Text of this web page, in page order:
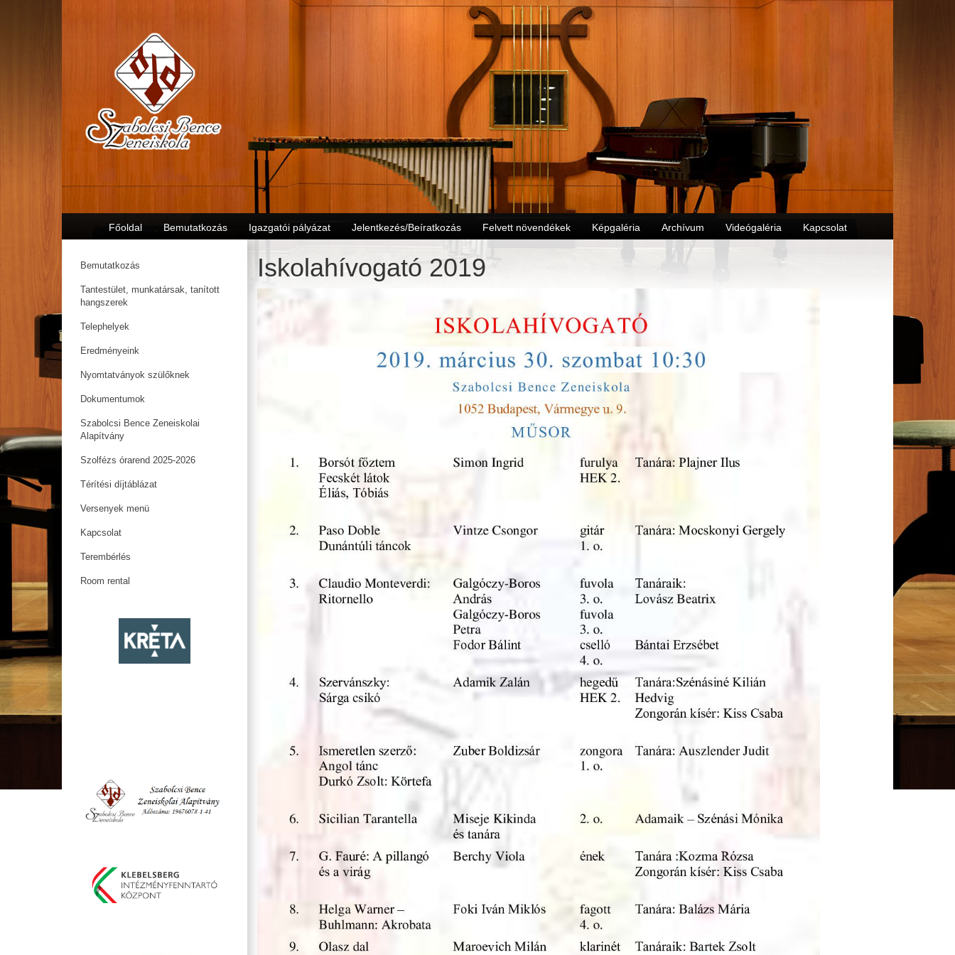
Bemutatkozás
Tantestület, munkatársak, tanított
hangszerek
Telephelyek
Eredményeink
Nyomtatványok szülőknek
Dokumentumok
Szabolcsi Bence Zeneiskolai
Alapítvány
Szolfézs órarend 2025-2026
Térítési díjtáblázat
Versenyek menü
Kapcsolat
Terembérlés
Room rental
Főoldal Bemutatkozás Igazgatói pályázat Jelentkezés/Beíratkozás Felvett növendékek Képgaléria Archívum Videógaléria Kapcsolat
Iskolahívogató 2019